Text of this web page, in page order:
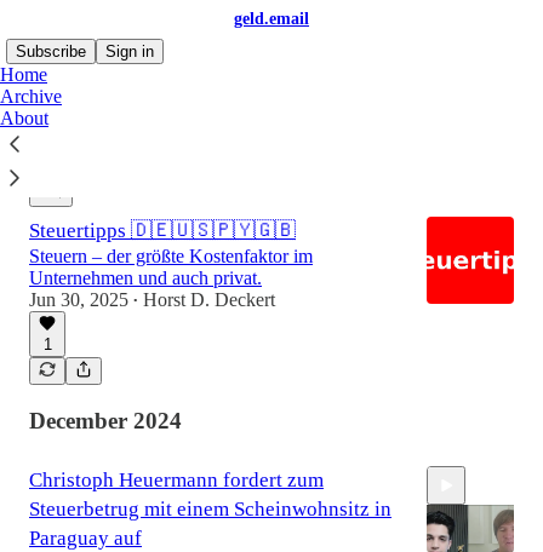
geld.email
Subscribe
Sign in
Home
Archive
About
Steuertipps 🇩🇪🇺🇸🇵🇾🇬🇧
Steuern – der größte Kostenfaktor im
Unternehmen und auch privat.
Jun 30, 2025 • Horst D. Deckert
1
December 2024
Christoph Heuermann fordert zum
Steuerbetrug mit einem Scheinwohnsitz in
Paraguay auf